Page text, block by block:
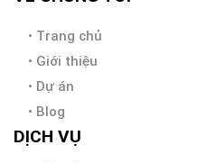
• Trang chủ
• Giới thiệu
• Dự án
• Blog
DỊCH VỤ